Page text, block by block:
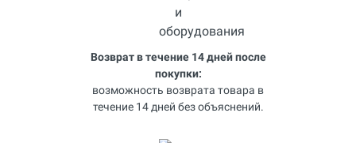
Возврат в течение 14 дней после
покупки:
возможность возврата товара в
течение 14 дней без объяснений.